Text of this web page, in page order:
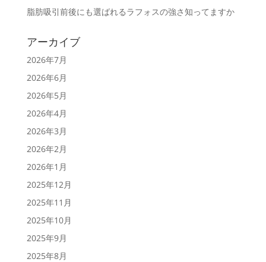
脂肪吸引前後にも選ばれるラフォスの強さ知ってますか
アーカイブ
2026年7月
2026年6月
2026年5月
2026年4月
2026年3月
2026年2月
2026年1月
2025年12月
2025年11月
2025年10月
2025年9月
2025年8月